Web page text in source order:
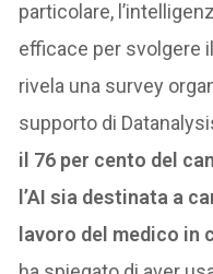
particolare,
efficace per svolgere
rivela una survey
supporto di
il 76 per cento del
l’AI sia destinata a
lavoro del medico in